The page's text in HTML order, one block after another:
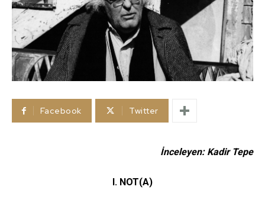
Facebook Twitter
İnceleyen: Kadir Tepe
I. NOT(A)